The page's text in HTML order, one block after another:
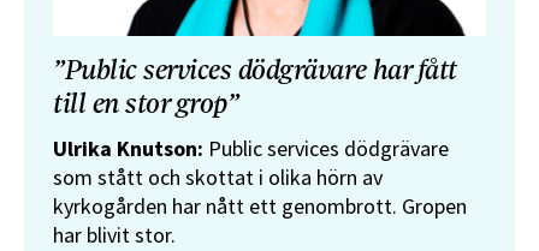
”Public services dödgrävare har fått
till en stor grop”
Ulrika Knutson: Public services dödgrävare
som stått och skottat i olika hörn av
kyrkogården har nått ett genombrott. Gropen
har blivit stor.